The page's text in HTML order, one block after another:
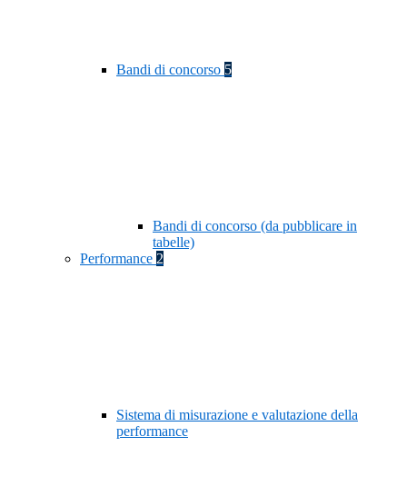
Bandi di concorso 5
Bandi di concorso (da pubblicare in
tabelle)
Performance 2
Sistema di misurazione e valutazione della
performance